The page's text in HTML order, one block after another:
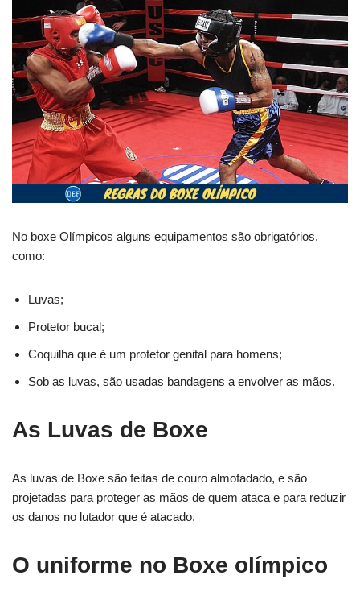
No boxe Olímpicos alguns equipamentos são obrigatórios,
como:
Luvas;
Protetor bucal;
Coquilha que é um protetor genital para homens;
Sob as luvas, são usadas bandagens a envolver as mãos.
As Luvas de Boxe
As luvas de Boxe são feitas de couro almofadado, e são
projetadas para proteger as mãos de quem ataca e para reduzir
os danos no lutador que é atacado.
O uniforme no Boxe olímpico